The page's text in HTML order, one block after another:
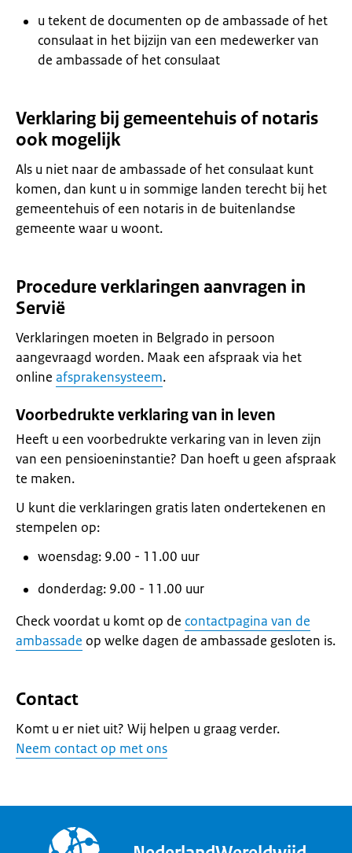
u tekent de documenten op de ambassade of het
consulaat in het bijzijn van een medewerker van
de ambassade of het consulaat
Verklaring bij gemeentehuis of notaris
ook mogelijk
Als u niet naar de ambassade of het consulaat kunt
komen, dan kunt u in sommige landen terecht bij het
gemeentehuis of een notaris in de buitenlandse
gemeente waar u woont.
Procedure verklaringen aanvragen in
Servië
Verklaringen moeten in Belgrado in persoon
aangevraagd worden. Maak een afspraak via het
online afsprakensysteem.
Voorbedrukte verklaring van in leven
Heeft u een voorbedrukte verkaring van in leven zijn
van een pensioeninstantie? Dan hoeft u geen afspraak
te maken.
U kunt die verklaringen gratis laten ondertekenen en
stempelen op:
woensdag: 9.00 - 11.00 uur
donderdag: 9.00 - 11.00 uur
Check voordat u komt op de contactpagina van de
ambassade op welke dagen de ambassade gesloten is.
Contact
Komt u er niet uit? Wij helpen u graag verder.
Neem contact op met ons